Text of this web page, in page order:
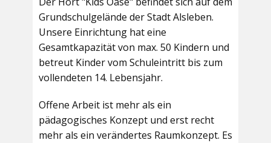
Grundschulgelände der Stadt Alsleben.
Unsere Einrichtung hat eine
Gesamtkapazität von max. 50 Kindern und
betreut Kinder vom Schuleintritt bis zum
vollendeten 14. Lebensjahr.
Offene Arbeit ist mehr als ein
pädagogisches Konzept und erst recht
mehr als ein verändertes Raumkonzept. Es